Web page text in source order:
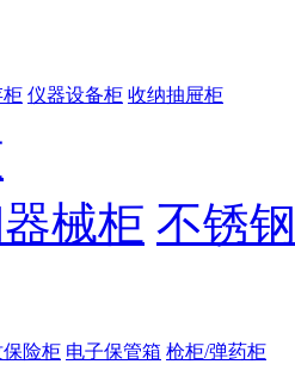
柜 仪器设备柜 收纳抽屉柜
械柜 不锈
险柜 电子保管箱 枪柜/弹药柜